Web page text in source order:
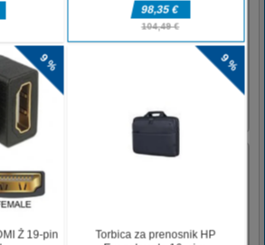
Klasična in priljubljena igra za povezovanje
dveh igralcev! Bodite prvi, ki bo v vertikalno
visečo mrežo povezal štiri koščke vaše barve.
Nastavite stopnjo težavnosti in igrajte proti
CPU-ju ali prijatelju, tako da zavirate in
spustite svoje pisane koščke v mrežo in
V programu Dream Pet Link morate med
seboj povezati enake ploščice, da počistite
pingvini ali ovce. Igrajte skozi vseh devet